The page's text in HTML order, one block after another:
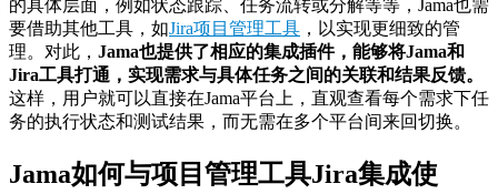
的具体层面，例如状态跟踪、任务流转或分解等等，Jama也需
要借助其他工具，如Jira项目管理工具 ，以实现更细致的管
理。对此， Jama也提供了相应的集成插件，能够将Jama和
Jira工具打通，实现需求与具体任务之间的关联和结果反馈。
这样，用户就可以直接在Jama平台上，直观查看每个需求下任
务的执行状态和测试结果，而无需在多个平台间来回切换。
Jama如何与项目管理工具Jira集成使